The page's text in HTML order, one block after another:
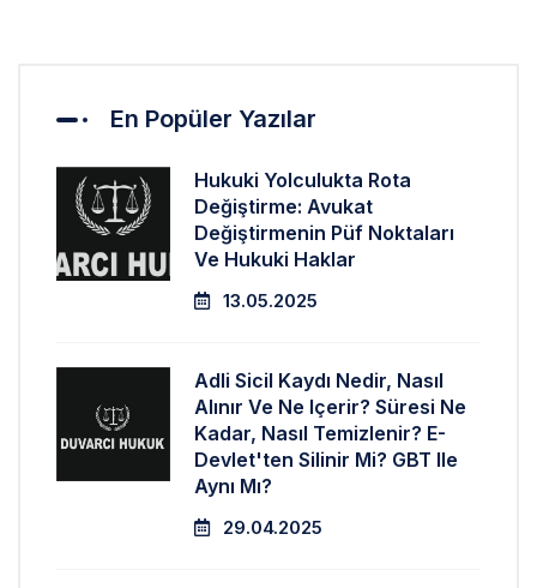
En Popüler Yazılar
Hukuki Yolculukta Rota
Değiştirme: Avukat
Değiştirmenin Püf Noktaları
Ve Hukuki Haklar
13.05.2025
Adli Sicil Kaydı Nedir, Nasıl
Alınır Ve Ne Içerir? Süresi Ne
Kadar, Nasıl Temizlenir? E-
Devlet'ten Silinir Mi? GBT Ile
Aynı Mı?
29.04.2025